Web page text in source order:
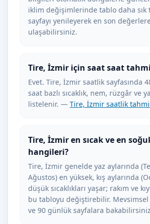
iklim değişimlerinde tablo daha sık
sayfayı yenileyerek en son
ulaşabilirsiniz.
Tire, İzmir için saat saat
Evet. Tire, İzmir saatlik sayfasında
saat bazlı sıcaklık, nem, rüzgâr ve
listelenir. — Tire, İzmir saatlik
Tire, İzmir en sıcak ve en
hangileri?
Tire, İzmir genelde yaz aylarında
Ağustos) en yüksek, kış aylarında
düşük sıcaklıkları yaşar; rakım ve
bu tabloyu değiştirebilir.
ve 90 günlük sayfalara